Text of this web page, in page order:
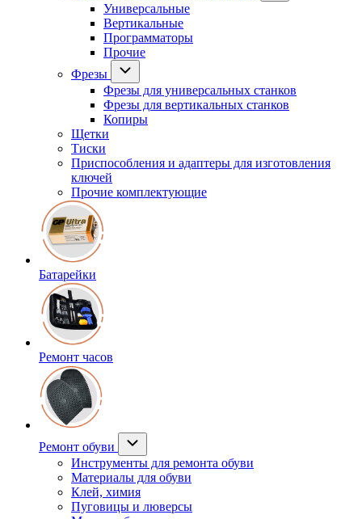
Универсальные
Вертикальные
Программаторы
Прочие
Фрезы
Фрезы для универсальных станков
Фрезы для вертикальных станков
Копиры
Щетки
Тиски
Приспособления и адаптеры для изготовления
ключей
Прочие комплектующие
Батарейки
Ремонт часов
Ремонт обуви
Инструменты для ремонта обуви
Материалы для обуви
Клей, химия
Пуговицы и люверсы